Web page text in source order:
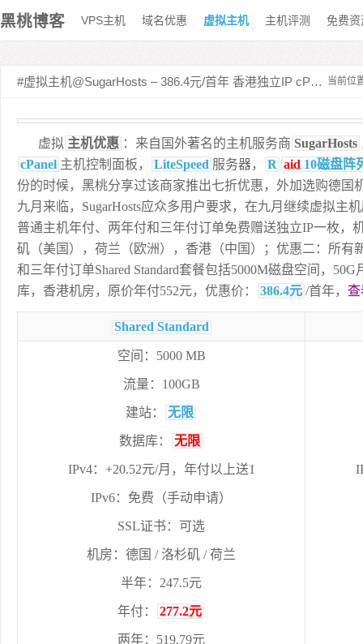
黑桃博客 VPS主机 域名优惠 虚拟主机 主机评测 免费资
当前位
#虚拟主机@SugarHosts – 386.4元/首年 香港独立IP cPanel主机 5000M 50G
虚拟 主机优惠 ：来自国外著名的主机服务商 SugarHosts
cPanel 主机控制面板， LiteSpeed 服务器， R aid 10磁盘阵
份的时候，黑桃分享过该商家推出七折优惠，外加选购德国
九月来临，SugarHosts应众多用户要求，在九月继续虚拟主
普通主机年付、两年付和三年付订单免费赠送独立IP一枚，
矶（美国），荷兰（欧洲），香港（中国）；优惠二：所有
和三年付订单Shared Standard套餐包括5000M磁盘空间，
库，香港机房，原价年付552元，优惠价：
386.4元 /首年， 查
Shared Standard
空间：5000 MB
流量：100GB
建站： 无限
数据库： 无限
IPv4：+20.52元/月，年付以上送1
IPv6：免费（手动申请）
SSL证书：可选
机房：德国 / 洛杉矶 / 荷兰
半年：247.5元
年付： 277.2元
两年：519.79元